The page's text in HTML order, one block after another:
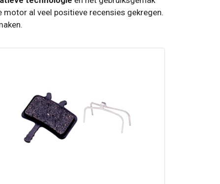
al veel positieve recensies gekregen.